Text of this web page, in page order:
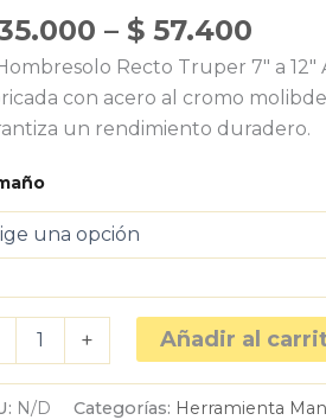
– $57.400
Recto Truper 7″ a
con acero al cromo
un rendimiento duradero.
+ Añadir al
N/D Categorías: Herramienta